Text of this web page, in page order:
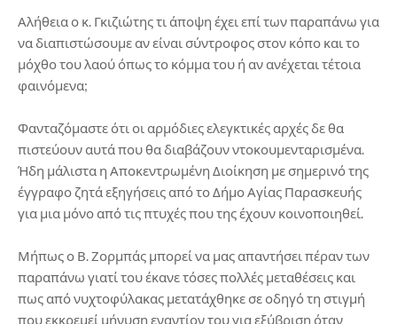
Αλήθεια ο κ. Γκιζιώτης τι άποψη έχει επί των παραπάνω για
να διαπιστώσουμε αν είναι σύντροφος στον κόπο και το
μόχθο του λαού όπως το κόμμα του ή αν ανέχεται τέτοια
φαινόμενα;
Φανταζόμαστε ότι οι αρμόδιες ελεγκτικές αρχές δε θα
πιστεύουν αυτά που θα διαβάζουν ντοκουμενταρισμένα.
Ήδη μάλιστα η Αποκεντρωμένη Διοίκηση με σημερινό της
έγγραφο ζητά εξηγήσεις από το Δήμο Αγίας Παρασκευής
για μια μόνο από τις πτυχές που της έχουν κοινοποιηθεί.
Μήπως ο Β. Ζορμπάς μπορεί να μας απαντήσει πέραν των
παραπάνω γιατί του έκανε τόσες πολλές μεταθέσεις και
πως από νυχτοφύλακας μετατάχθηκε σε οδηγό τη στιγμή
που εκκρεμεί μήνυση εναντίον του για εξύβριση όταν